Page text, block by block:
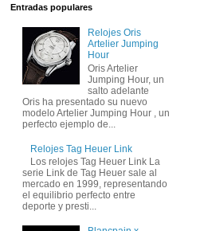
Entradas populares
Relojes Oris
Artelier Jumping
Hour
Oris Artelier
Jumping Hour, un
salto adelante
Oris ha presentado su nuevo
modelo Artelier Jumping Hour , un
perfecto ejemplo de...
Relojes Tag Heuer Link
Los relojes Tag Heuer Link La
serie Link de Tag Heuer sale al
mercado en 1999, representando
el equilibrio perfecto entre
deporte y presti...